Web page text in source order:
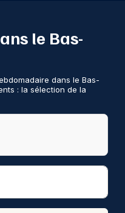
le Bas-
dans le Bas-
: la sélection de la